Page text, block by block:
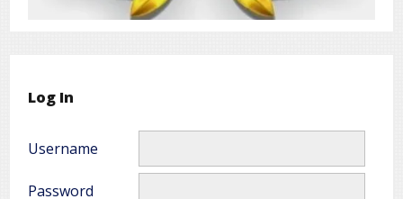
Log In
Username
Password